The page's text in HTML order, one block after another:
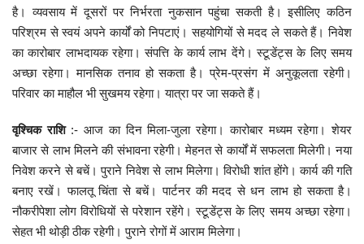
है। व्यवसाय में दूसरों पर निर्भरता नुकसान पहुंचा सकती है। इसीलिए कठिन
परिश्रम से स्वयं अपने कार्यों को निपटाएं। सहयोगियों से मदद ले सकते हैं। निवेश
का कारोबार लाभदायक रहेगा। संपत्ति के कार्य लाभ देंगे। स्टूडेंट्स के लिए समय
अच्छा रहेगा। मानसिक तनाव हो सकता है। प्रेम-प्रसंग में अनुकूलता रहेगी।
परिवार का माहौल भी सुखमय रहेगा। यात्रा पर जा सकते हैं।
वृश्चिक राशि:- आज का दिन मिला-जुला रहेगा। कारोबार मध्यम रहेगा। शेयर
बाजार से लाभ मिलने की संभावना रहेगी। मेहनत से कार्यों में सफलता मिलेगी। नया
निवेश करने से बचें। पुराने निवेश से लाभ मिलेगा। विरोधी शांत होंगे। कार्य की गति
बनाए रखें। फालतू चिंता से बचें। पार्टनर की मदद से धन लाभ हो सकता है।
नौकरीपेशा लोग विरोधियों से परेशान रहेंगे। स्टूडेंट्स के लिए समय अच्छा रहेगा।
सेहत भी थोड़ी ठीक रहेगी। पुराने रोगों में आराम मिलेगा।